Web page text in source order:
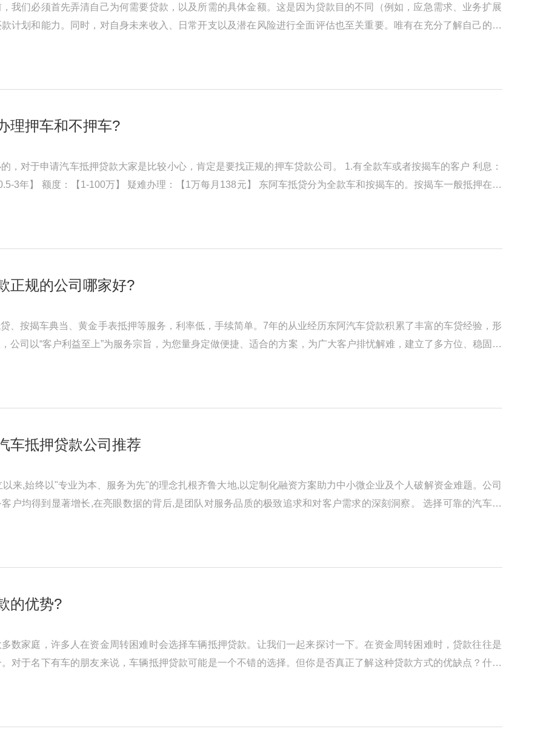
我们必须首先弄清自己为何需要贷款，以及所需的具体金额。这是因为贷款目的不同（例如，应急需求、业务扩展
计划和能力。同时，对自身未来收入、日常开支以及潜在风险进行全面评估也至关重要。唯有在充分了解自己的还
理押车和不押车?
，对于申请汽车抵押贷款大家是比较小心，肯定是要找正规的押车贷款公司。 1.有全款车或者按揭车的客户 利息：
3年】 额度：【1-100万】 疑难办理：【1万每月138元】 东阿车抵贷分为全款车和按揭车的。按揭车一般抵押在或
正规的公司哪家好?
、按揭车典当、黄金手表抵押等服务，利率低，手续简单。7年的从业经历东阿汽车贷款积累了丰富的车贷经验，形
公司以“客户利益至上”为服务宗旨，为您量身定做便捷、适合的方案，为广大客户排忧解难，建立了多方位、稳固的
车抵押贷款公司推荐
来,始终以"专业为本、服务为先"的理念扎根齐鲁大地,以定制化融资方案助力中小微企业及个人破解资金难题。公司
户均得到显著增长,在亮眼数据的背后,是团队对服务品质的极致追求和对客户需求的深刻洞察。 选择可靠的汽车抵
的优势?
数家庭，许多人在资金周转困难时会选择车辆抵押贷款。让我们一起来探讨一下。在资金周转困难时，贷款往往是
对于名下有车的朋友来说，车辆抵押贷款可能是一个不错的选择。但你是否真正了解这种贷款方式的优缺点？什么